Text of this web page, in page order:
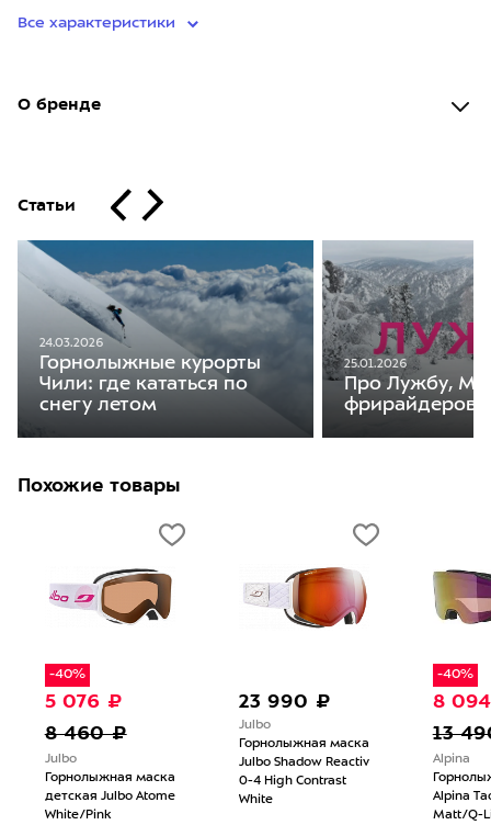
Все характеристики
О бренде
Статьи
24.03.2026
Горнолыжные курорты
Чили: где кататься по
снегу летом
25.01.2026
Про Лужбу,
фрирайдеров
Похожие товары
-40%
5 076 ₽
8 460 ₽
Julbo
Горнолыжная маска
детская Julbo Atome
White/Pink
23 990 ₽
Julbo
Горнолыжная маска
Julbo Shadow Reactiv
0-4 High Contrast
White
-40%
8
13
Alpina
Alpina
Matt/Q-